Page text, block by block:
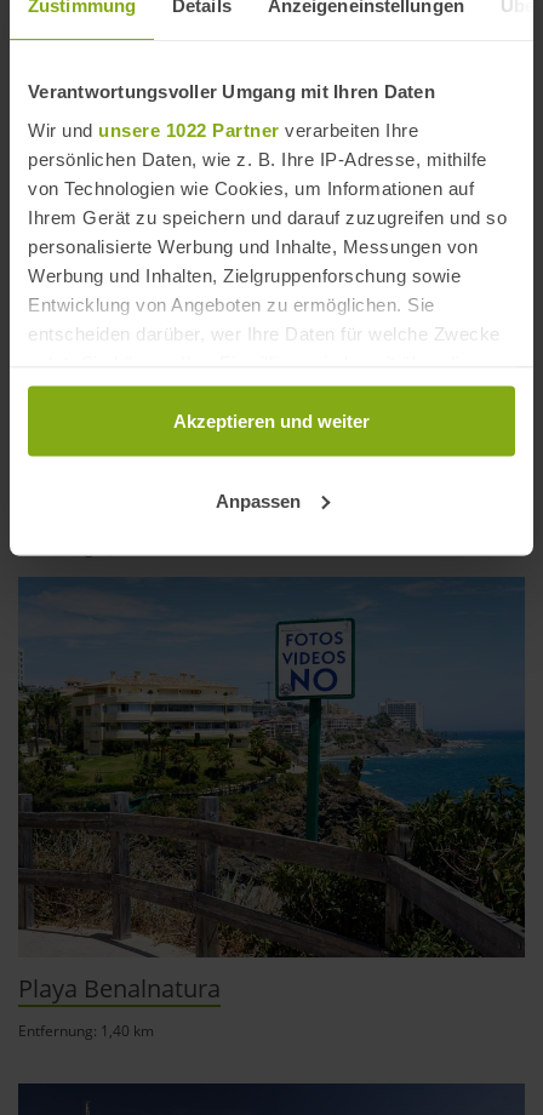
Zustimmung Details Anzeigeneinstellungen
Verantwortungsvoller Umgang mit Ihren Daten
Wir und unsere 1022 Partner verarbeiten Ihre
persönlichen Daten, wie z. B. Ihre IP-Adresse, mithilfe
von Technologien wie Cookies, um Informationen auf
Ihrem Gerät zu speichern und darauf zuzugreifen und so
personalisierte Werbung und Inhalte, Messungen von
Werbung und Inhalten, Zielgruppenforschung sowie
Entwicklung von Angeboten zu ermöglichen. Sie
entscheiden darüber, wer Ihre Daten für welche Zwecke
Cookie-Erklärung oder durch Klicken auf das Privacy
Trigger Symbol ändern oder widerrufen
Informationen über Ihre geografische Lage
bestimmten Merkmalen (Fingerprinting) identifizieren
Erfahren Sie mehr darüber, wie Ihre persönlichen Daten
verarbeitet werden, und legen Sie Ihre Präferenzen im
Abschnitt Einzelheitenfest.
andalusien360.de verwendet Cookies
Einige von ihnen sind notwendig, während andere nicht
notwendig sind, jedoch helfen das Onlineangebot zu
verbessern und wirtschaftlich zu betreiben. Du kannst in
den Einsatz der nicht notwendigen Cookies mit dem Klick
auf die Schaltfläche »Akzeptieren« einwilligen oder dich
per Klick auf »Anpassen« anders entscheiden. Die
Einwilligung umfasst alle vorausgewählten, bzw. von dir
ausgewählten Cookies. Du kannst diese Einstellungen
jederzeit abwählen. Weitere Hinweise zu den
Akzeptieren und weiter
Anpassen
Playa Benalnatura
Entfernung: 1,40 km